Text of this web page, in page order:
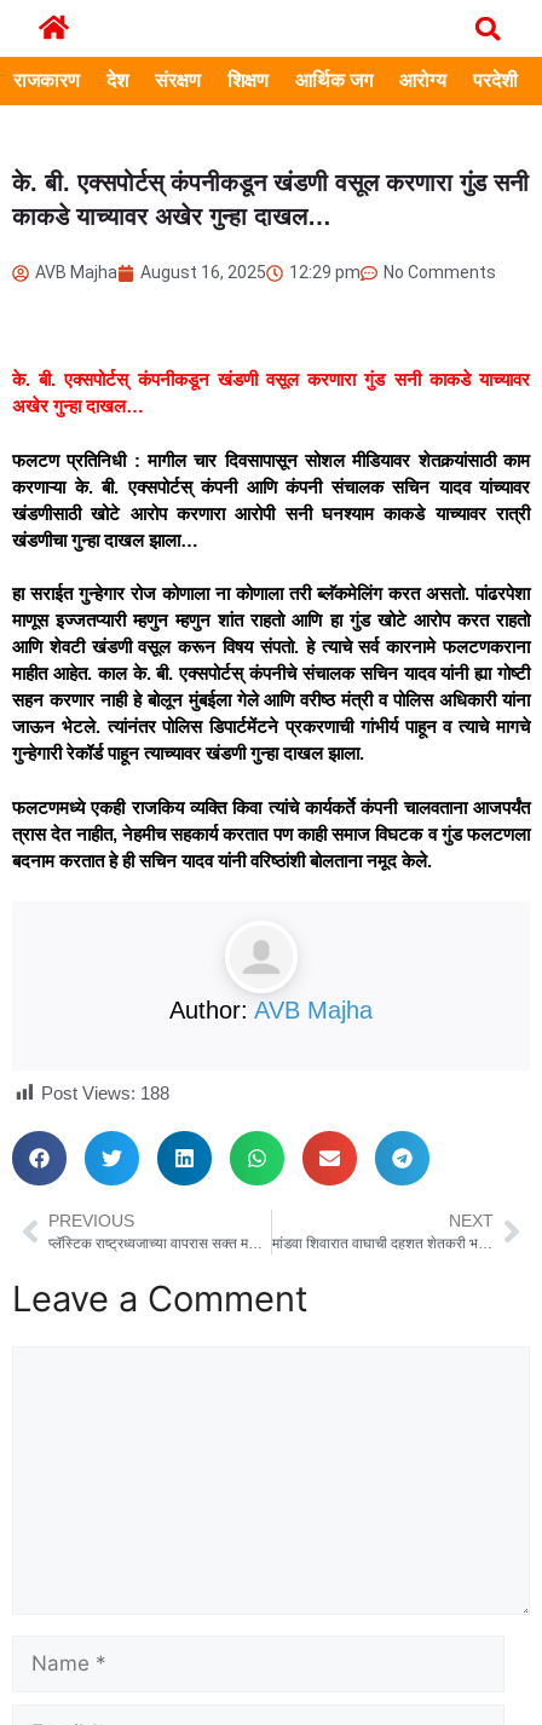
राजकारण देश संरक्षण शिक्षण आर्थिक जग आरोग्य परदेशी
के. बी. एक्सपोर्टस् कंपनीकडून खंडणी वसूल करणारा गुंड सनी
काकडे याच्यावर अखेर गुन्हा दाखल…
AVB Majha August 16, 2025 12:29 pm No Comments
के. बी. एक्सपोर्टस् कंपनीकडून खंडणी वसूल करणारा गुंड सनी काकडे याच्यावर
अखेर गुन्हा दाखल…
फलटण प्रतिनिधी : मागील चार दिवसापासून सोशल मीडियावर शेतकर्‍यांसाठी काम
करणाऱ्या के. बी. एक्सपोर्टस् कंपनी आणि कंपनी संचालक सचिन यादव यांच्यावर
खंडणीसाठी खोटे आरोप करणारा आरोपी सनी घनश्याम काकडे याच्यावर रात्री
खंडणीचा गुन्हा दाखल झाला…
हा सराईत गुन्हेगार रोज कोणाला ना कोणाला तरी ब्लॅकमेलिंग करत असतो. पांढरपेशा
माणूस इज्जतप्यारी म्हणुन म्हणुन शांत राहतो आणि हा गुंड खोटे आरोप करत राहतो
आणि शेवटी खंडणी वसूल करून विषय संपतो. हे त्याचे सर्व कारनामे फलटणकराना
माहीत आहेत. काल के. बी. एक्सपोर्टस् कंपनीचे संचालक सचिन यादव यांनी ह्या गोष्टी
सहन करणार नाही हे बोलून मुंबईला गेले आणि वरीष्ठ मंत्री व पोलिस अधिकारी यांना
जाऊन भेटले. त्यांनंतर पोलिस डिपार्टमेंटने प्रकरणाची गांभीर्य पाहून व त्याचे मागचे
गुन्हेगारी रेकॉर्ड पाहून त्याच्यावर खंडणी गुन्हा दाखल झाला.
फलटणमध्ये एकही राजकिय व्यक्ति किवा त्यांचे कार्यकर्ते कंपनी चालवताना आजपर्यंत
त्रास देत नाहीत, नेहमीच सहकार्य करतात पण काही समाज विघटक व गुंड फलटणला
बदनाम करतात हे ही सचिन यादव यांनी वरिष्ठांशी बोलताना नमूद केले.
Author: AVB Majha
Post Views: 188
PREVIOUS
प्लॅस्टिक राष्ट्रध्वजाच्या वापरास सक्त मनाई – जिल्हाधिकारी संतोष पाटील
NEXT
मांडवा शिवारात वाघाची दहशत शेतकरी भयभीत…
Leave a Comment